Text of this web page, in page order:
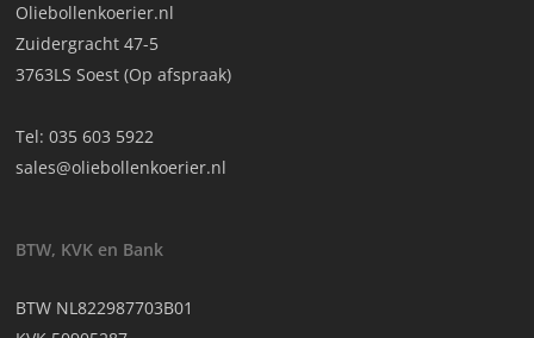
Oliebollenkoerier.nl
Zuidergracht 47-5
3763LS Soest (Op afspraak)
Tel:035 603 5922
sales@oliebollenkoerier.nl
BTW, KVK en Bank
BTW NL822987703B01